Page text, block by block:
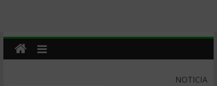
NOTICIA